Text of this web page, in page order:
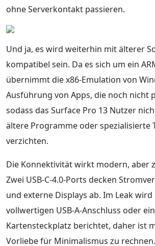
ohne Serverkontakt passieren.
Und ja, es wird weiterhin mit älterer
kompatibel sein. Da es sich um ein
übernimmt die x86-Emulation von
Ausführung von Apps, die noch nicht
sodass das Surface Pro 13 Nutzer
ältere Programme oder spezialisierte
verzichten.
Die Konnektivität wirkt modern, aber
Zwei USB-C-4.0-Ports decken
und externe Displays ab. Im Leak
vollwertigen USB-A-Anschluss oder
Kartensteckplatz berichtet, daher ist
Vorliebe für Minimalismus zu